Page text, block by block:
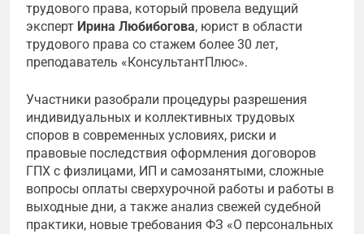
трудового права, который провела ведущий
эксперт Ирина Любибогова, юрист в области
трудового права со стажем более 30 лет,
преподаватель «КонсультантПлюс».
Участники разобрали процедуры разрешения
индивидуальных и коллективных трудовых
споров в современных условиях, риски и
правовые последствия оформления договоров
ГПХ с физлицами, ИП и самозанятыми, сложные
вопросы оплаты сверхурочной работы и работы в
выходные дни, а также анализ свежей судебной
практики, новые требования ФЗ «О персональных